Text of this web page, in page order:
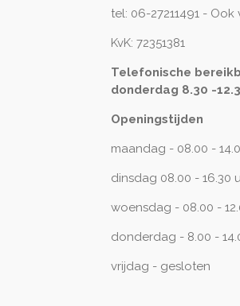
tel: 06-27211491 -
KvK: 72351381
Telefonische
donderdag 8.30 -
Openingstijden
maandag - 08.00 -
dinsdag 08.00 - 16.30
woensdag - 08.00 -
donderdag - 8.00 -
vrijdag - gesloten